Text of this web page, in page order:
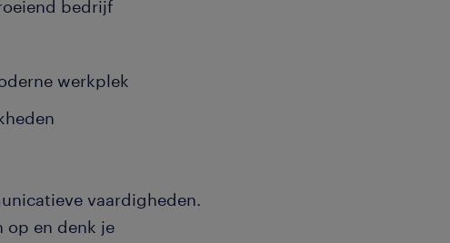
bedrijf
werkplek
vaardigheden.
op en denk je